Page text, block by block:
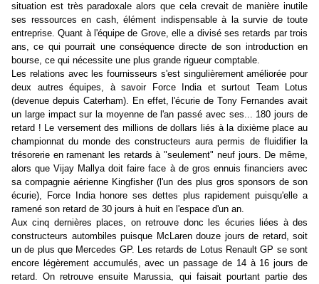
situation est très paradoxale alors que cela crevait de manière inutile
ses ressources en cash, élément indispensable à la survie de toute
entreprise. Quant à l'équipe de Grove, elle a divisé ses retards par trois
ans, ce qui pourrait une conséquence directe de son introduction en
bourse, ce qui nécessite une plus grande rigueur comptable.
Les relations avec les fournisseurs s'est singulièrement améliorée pour
deux autres équipes, à savoir Force India et surtout Team Lotus
(devenue depuis Caterham). En effet, l'écurie de Tony Fernandes avait
un large impact sur la moyenne de l'an passé avec ses... 180 jours de
retard ! Le versement des millions de dollars liés à la dixième place au
championnat du monde des constructeurs aura permis de fluidifier la
trésorerie en ramenant les retards à "seulement" neuf jours. De même,
alors que Vijay Mallya doit faire face à de gros ennuis financiers avec
sa compagnie aérienne Kingfisher (l'un des plus gros sponsors de son
écurie), Force India honore ses dettes plus rapidement puisqu'elle a
ramené son retard de 30 jours à huit en l'espace d'un an.
Aux cinq dernières places, on retrouve donc les écuries liées à des
constructeurs autombiles puisque McLaren douze jours de retard, soit
un de plus que Mercedes GP. Les retards de Lotus Renault GP se sont
encore légèrement accumulés, avec un passage de 14 à 16 jours de
retard. On retrouve ensuite Marussia, qui faisait pourtant partie des